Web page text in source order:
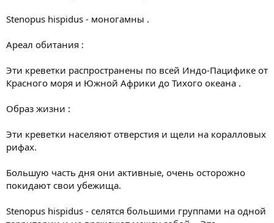
Stenopus hispidus - моногамны .
Ареал обитания :
Эти креветки распространены по всей Индо-Пацифике от
Красного моря и Южной Африки до Тихого океана .
Образ жизни :
Эти креветки населяют отверстия и щели на коралловых
рифах.
Большую часть дня они активные, очень осторожно
покидают свои убежища.
Stenopus hispidus - селятся большими группами на одной